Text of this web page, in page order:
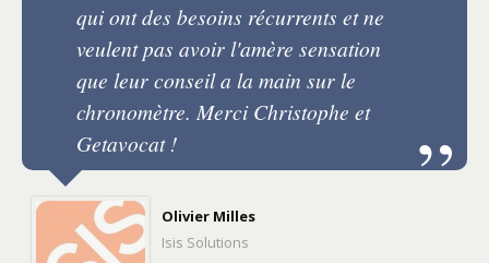
qui ont des besoins récurrents et ne
veulent pas avoir l'amère sensation
que leur conseil a la main sur le
chronomètre. Merci Christophe et
Getavocat !
Olivier Milles
Isis Solutions